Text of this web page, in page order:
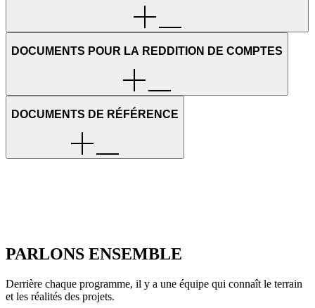
DOCUMENTS POUR LA REDDITION DE COMPTES
DOCUMENTS DE RÉFÉRENCE
PARLONS ENSEMBLE
Derrière chaque programme, il y a une équipe qui connaît le terrain
et les réalités des projets.